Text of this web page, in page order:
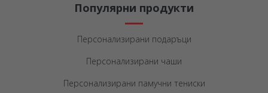
Популярни продукти
Персонализирани подаръци
Персонализирани чаши
Персонализирани памучни тениски